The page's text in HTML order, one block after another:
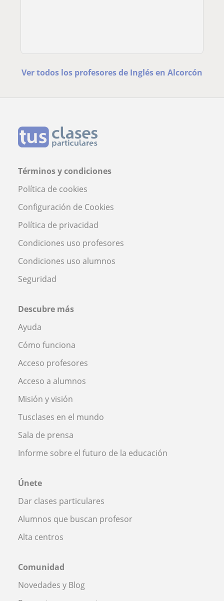
Ver todos los profesores de Inglés en Alcorcón
Términos y condiciones
Política de cookies
Configuración de Cookies
Política de privacidad
Condiciones uso profesores
Condiciones uso alumnos
Seguridad
Descubre más
Ayuda
Cómo funciona
Acceso profesores
Acceso a alumnos
Misión y visión
Tusclases en el mundo
Sala de prensa
Informe sobre el futuro de la educación
Únete
Dar clases particulares
Alumnos que buscan profesor
Alta centros
Comunidad
Novedades y Blog